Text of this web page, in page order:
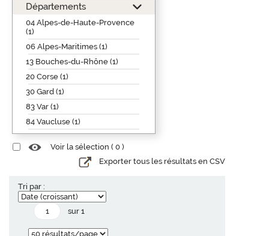
Départements
04 Alpes-de-Haute-Provence
(1)
06 Alpes-Maritimes (1)
13 Bouches-du-Rhône (1)
20 Corse (1)
30 Gard (1)
83 Var (1)
84 Vaucluse (1)
Voir la sélection ( 0 )
Exporter tous les résultats en CSV
Tri par :
sur 1